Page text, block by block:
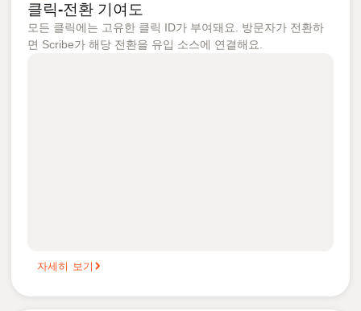
클릭-전환 기여도
모든 클릭에는 고유한 클릭 ID가 부여돼요. 방문자가 전환하
면 Scribe가 해당 전환을 유입 소스에 연결해요.
자세히 보기